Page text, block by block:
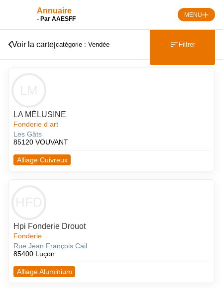
Annuaire
- Par AAESFF
MENU
Voir la carte|catégorie : Vendée Filtrer
LA MÉLUSINE
Fonderie d art
Les Gâts
85120 VOUVANT
Alliage Cuivreux
Hpi Fonderie Drouot
Fonderie
Rue Jean François Cail
85400 Luçon
Alliage Aluminium